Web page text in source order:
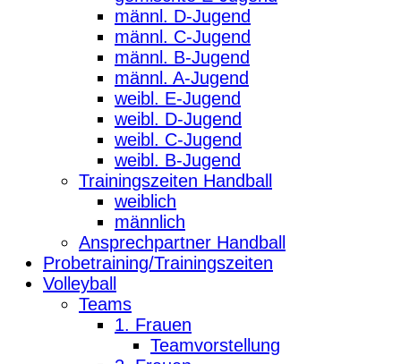
männl. D-Jugend
männl. C-Jugend
männl. B-Jugend
männl. A-Jugend
weibl. E-Jugend
weibl. D-Jugend
weibl. C-Jugend
weibl. B-Jugend
Trainingszeiten Handball
weiblich
männlich
Ansprechpartner Handball
Probetraining/Trainingszeiten
Volleyball
Teams
1. Frauen
Teamvorstellung